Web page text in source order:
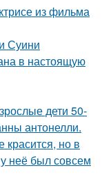
из фильма
Суини
в настоящую
дети 50-
антонелли.
красится, но в
неё был совсем